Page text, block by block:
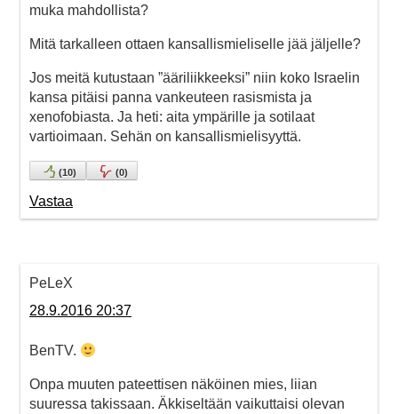
muka mahdollista?
Mitä tarkalleen ottaen kansallismieliselle jää jäljelle?
Jos meitä kutustaan ”ääriliikkeeksi” niin koko Israelin
kansa pitäisi panna vankeuteen rasismista ja
xenofobiasta. Ja heti: aita ympärille ja sotilaat
vartioimaan. Sehän on kansallismielisyyttä.
(10) (0)
Vastaa
PeLeX
28.9.2016 20:37
BenTV.
Onpa muuten pateettisen näköinen mies, liian
suuressa takissaan. Äkkiseltään vaikuttaisi olevan